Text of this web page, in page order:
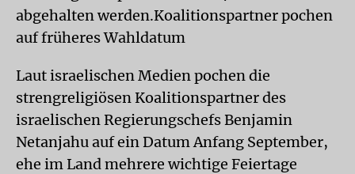
abgehalten werden.Koalitionspartner pochen
auf früheres Wahldatum
Laut israelischen Medien pochen die
strengreligiösen Koalitionspartner des
israelischen Regierungschefs Benjamin
Netanjahu auf ein Datum Anfang September,
ehe im Land mehrere wichtige Feiertage